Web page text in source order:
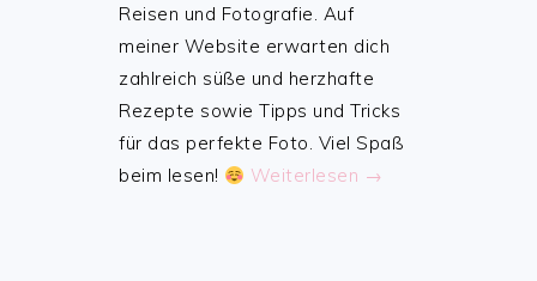
Reisen und Fotografie. Auf
meiner Website erwarten dich
zahlreich süße und herzhafte
Rezepte sowie Tipps und Tricks
für das perfekte Foto. Viel Spaß
beim lesen!
Weiterlesen →